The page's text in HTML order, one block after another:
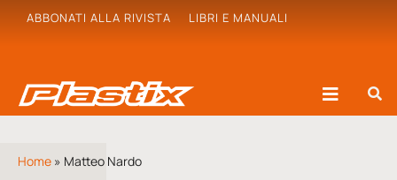
ABBONATI ALLA RIVISTA LIBRI E MANUALI
Home » Matteo Nardo